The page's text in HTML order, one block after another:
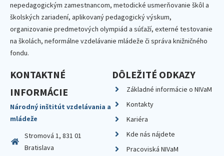
nepedagogickým zamestnancom, metodické usmerňovanie škôl a
školských zariadení, aplikovaný pedagogický výskum,
organizovanie predmetových olympiád a súťaží, externé testovanie
na školách, neformálne vzdelávanie mládeže či správa knižničného
fondu.
KONTAKTNÉ
INFORMÁCIE
Národný inštitút vzdelávania a
mládeže
Stromová 1, 831 01
Bratislava
DÔLEŽITÉ ODKAZY
Základné informácie o NIVaM
Kontakty
Kariéra
Kde nás nájdete
Pracoviská NIVaM